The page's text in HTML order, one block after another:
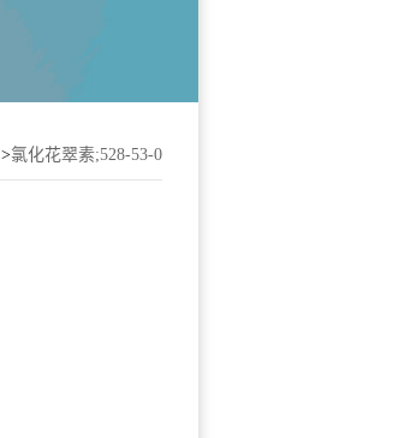
>氯化花翠素;528-53-0